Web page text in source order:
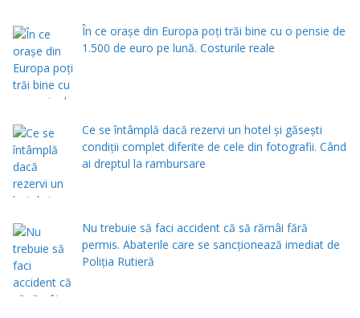
În ce orașe din Europa poți trăi bine cu o pensie de
1.500 de euro pe lună. Costurile reale
Ce se întâmplă dacă rezervi un hotel și găsești
condiții complet diferite de cele din fotografii. Când
ai dreptul la rambursare
Nu trebuie să faci accident că să rămâi fără
permis. Abaterile care se sancționează imediat de
Poliţia Rutieră